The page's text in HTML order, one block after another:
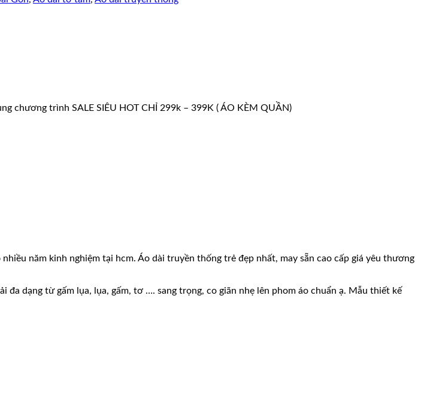
chương trình SALE SIÊU HOT CHỈ 299k – 399K ( ÁO KÈM QUẦN)
năm kinh nghiệm tại hcm. Áo dài truyền thống trẻ đẹp nhất, may sẵn cao cấp giá yêu thương
dạng từ gấm lụa, lụa, gấm, tơ …. sang trọng, co giãn nhẹ lên phom áo chuẩn ạ. Mẫu thiết kế